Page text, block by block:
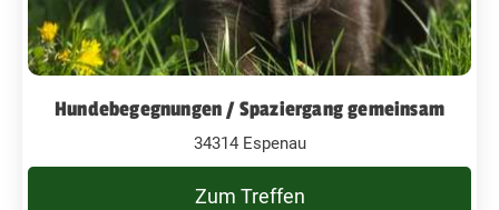
Hundebegegnungen / Spaziergang gemeinsam
34314 Espenau
Zum Treffen